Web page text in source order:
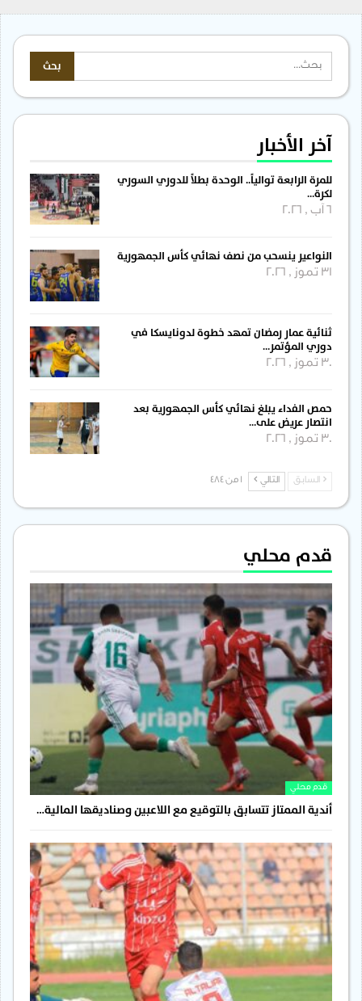
آخر الأخبار
للمرة الرابعة توالياً.. الوحدة بطلاً للدوري السوري
لكرة…
النواعير ينسحب من نصف نهائي كأس الجمهورية
31 تموز , 2026
ثنائية عمار رمضان تمهد خطوة لدونايسكا في
دوري المؤتمر…
30 تموز , 2026
حمص الفداء يبلغ نهائي كأس الجمهورية بعد
انتصار عريض على…
30 تموز , 2026
السابق التالي
قدم محلي
قدم محلي
أندية الممتاز تتسابق بالتوقيع مع اللاعبين وصناديقها المالية…